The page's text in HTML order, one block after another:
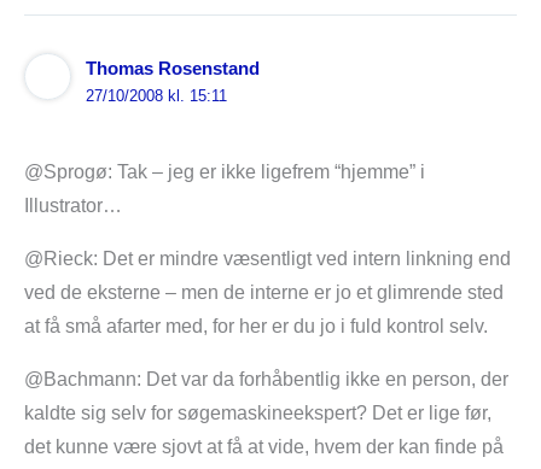
Thomas Rosenstand
27/10/2008 kl. 15:11
@Sprogø: Tak – jeg er ikke ligefrem “hjemme” i
Illustrator…
@Rieck: Det er mindre væsentligt ved intern linkning end
ved de eksterne – men de interne er jo et glimrende sted
at få små afarter med, for her er du jo i fuld kontrol selv.
@Bachmann: Det var da forhåbentlig ikke en person, der
kaldte sig selv for søgemaskineekspert? Det er lige før,
det kunne være sjovt at få at vide, hvem der kan finde på